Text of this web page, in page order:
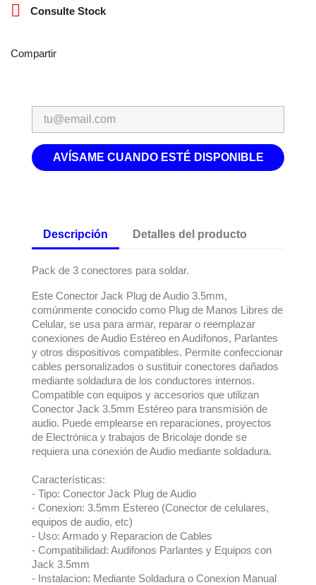
 Consulte Stock
Compartir
AVÍSAME CUANDO ESTÉ DISPONIBLE
Descripción Detalles del producto
Pack de 3 conectores para soldar.
Este Conector Jack Plug de Audio 3.5mm,
comúnmente conocido como Plug de Manos Libres de
Celular, se usa para armar, reparar o reemplazar
conexiones de Audio Estéreo en Audífonos, Parlantes
y otros dispositivos compatibles. Permite confeccionar
cables personalizados o sustituir conectores dañados
mediante soldadura de los conductores internos.
Compatible con equipos y accesorios que utilizan
Conector Jack 3.5mm Estéreo para transmisión de
audio. Puede emplearse en reparaciones, proyectos
de Electrónica y trabajos de Bricolaje donde se
requiera una conexión de Audio mediante soldadura.
Características:
- Tipo: Conector Jack Plug de Audio
- Conexion: 3.5mm Estereo (Conector de celulares,
equipos de audio, etc)
- Uso: Armado y Reparacion de Cables
- Compatibilidad: Audifonos Parlantes y Equipos con
Jack 3.5mm
- Instalacion: Mediante Soldadura o Conexion Manual